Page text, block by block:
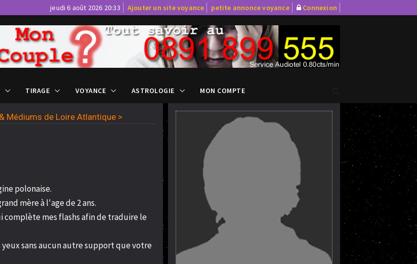
jeudi 6 août 2026 20:33 Ajouter un site voyance petite annonce voyance Connexion
TIRAGE VOYANCE ASTROLOGIE MON COMPTE
Médiums de Loire Atlantique >
polonaise.
mère à l'age de 2 ans.
complète mes flashs afin de traduire le
sans aucun autre support que votre